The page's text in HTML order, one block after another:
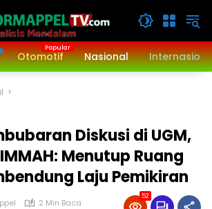
Otomotif Nasional
Diskusi di UGM,
Menutup Ruang
Laju Pemikiran
2 Min Baca
52